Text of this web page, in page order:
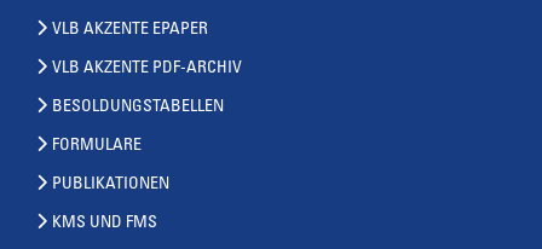
VLB AKZENTE EPAPER
VLB AKZENTE PDF-ARCHIV
BESOLDUNGSTABELLEN
FORMULARE
PUBLIKATIONEN
KMS UND FMS